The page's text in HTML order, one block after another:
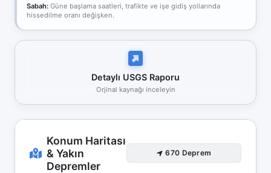
Sabah: Güne başlama saatleri, trafikte ve işe gidiş yollarında
hissedilme oranı değişken.
Detaylı USGS Raporu
Orjinal kaynağı inceleyin
Konum Haritası
& Yakın
Depremler
670 Deprem